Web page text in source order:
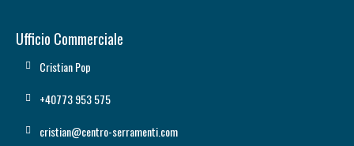
Ufficio Commerciale
Cristian Pop
+40773 953 575
cristian@centro-serramenti.com